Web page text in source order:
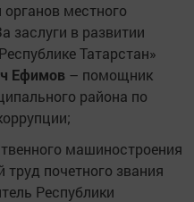
местного
заслуги в развитии
Татарстан»
Ефимов – помощник
района по
машиностроения
почетного звания
Республики